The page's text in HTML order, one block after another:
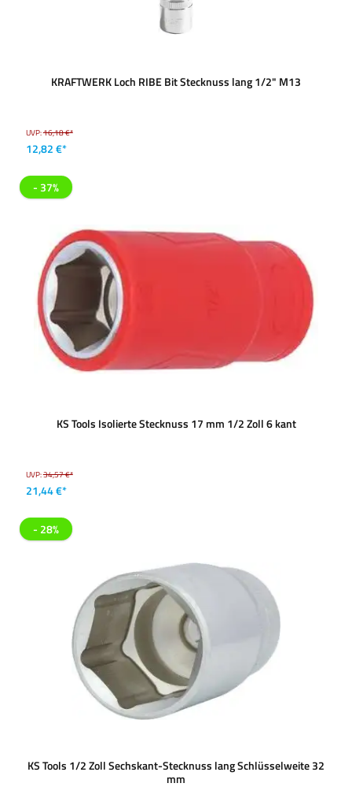
KRAFTWERK Loch RIBE Bit Stecknuss lang 1/2" M13
UVP:16,18 €*
12,82 €*
- 37%
KS Tools Isolierte Stecknuss 17 mm 1/2 Zoll 6 kant
UVP:34,57 €*
21,44 €*
- 28%
KS Tools 1/2 Zoll Sechskant-Stecknuss lang Schlüsselweite 32
mm